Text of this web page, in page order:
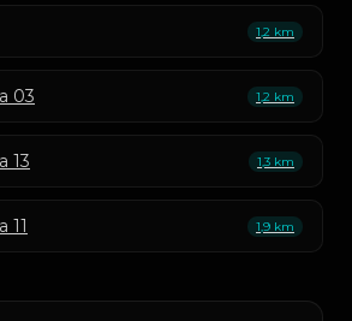
1,2 km
03 1,2 km
13 1,3 km
11 1,9 km